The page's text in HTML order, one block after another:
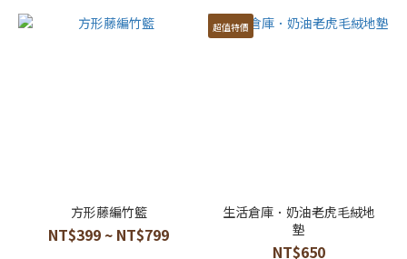
方形藤編竹籃
NT$399 ~ NT$799
超值特價
生活倉庫．奶油老虎毛絨地
墊
NT$650